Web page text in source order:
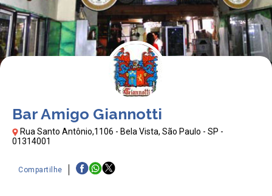
Bar Amigo Giannotti
Rua Santo Antônio,1106 - Bela Vista, São Paulo - SP -
01314001
Compartilhe